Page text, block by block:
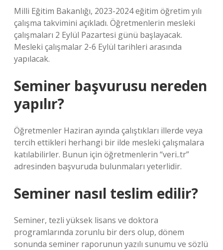
Milli Eğitim Bakanlığı, 2023-2024 eğitim öğretim yılı
çalışma takvimini açıkladı. Öğretmenlerin mesleki
çalışmaları 2 Eylül Pazartesi günü başlayacak.
Mesleki çalışmalar 2-6 Eylül tarihleri ​​arasında
yapılacak.
Seminer başvurusu nereden
yapılır?
Öğretmenler Haziran ayında çalıştıkları illerde veya
tercih ettikleri herhangi bir ilde mesleki çalışmalara
katılabilirler. Bunun için öğretmenlerin “veri..tr”
adresinden başvuruda bulunmaları yeterlidir.
Seminer nasıl teslim edilir?
Seminer, tezli yüksek lisans ve doktora
programlarında zorunlu bir ders olup, dönem
sonunda seminer raporunun yazılı sunumu ve sözlü